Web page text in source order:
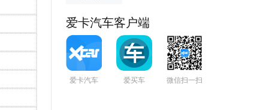
爱卡汽车客户端
爱卡汽车 爱买车 微信扫一扫